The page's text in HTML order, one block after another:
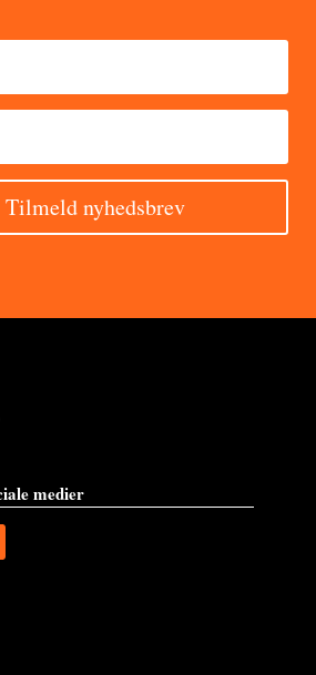
Tilmeld nyhedsbrev
medier